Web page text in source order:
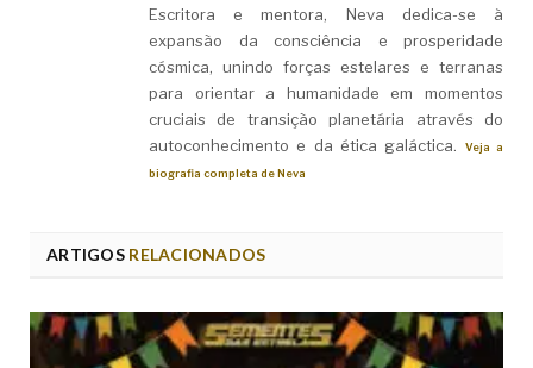
Escritora e mentora, Neva dedica-se à
expansão da consciência e prosperidade
cósmica, unindo forças estelares e terranas
para orientar a humanidade em momentos
cruciais de transição planetária através do
autoconhecimento e da ética galáctica.
Veja a
biografia completa de Neva
ARTIGOSRELACIONADOS